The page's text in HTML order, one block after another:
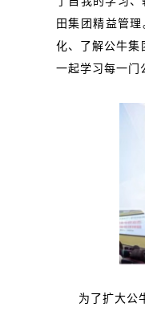
田集团精益管
化、了解公牛集
一起学习每一门
为了扩大公